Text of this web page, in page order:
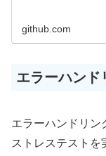
github.com
エラーハンド
エラーハンドリン
ストレステスト